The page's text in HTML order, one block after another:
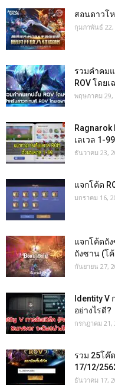
สอนดาวโห
กุมภาพันธ์ 22,
รวมคำคม
ROV โดยเ
พฤษภาคม 29,
Ragnarok
เลเวล 1-99
ธันวาคม 23,
แจกโค้ด
มกราคม 16,
แจกโค้ดถั
ถังซาน (โ
กันยายน 27,
Identity V
อย่างไรดี?
กรกฎาคม 21,
รวม 25โค๊
17/12/
ธันวาคม 17,